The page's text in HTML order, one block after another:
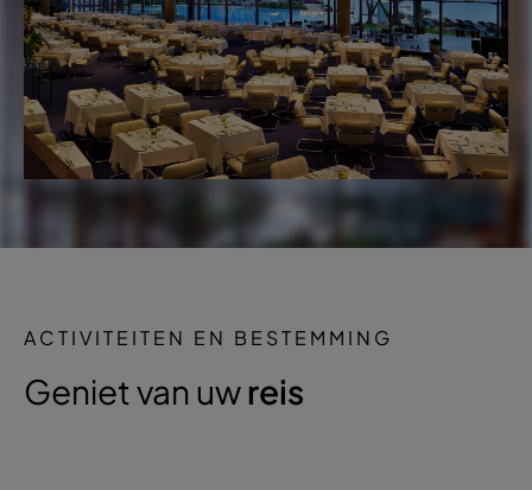
ACTIVITEITEN EN BESTEMMING
Geniet van uw reis